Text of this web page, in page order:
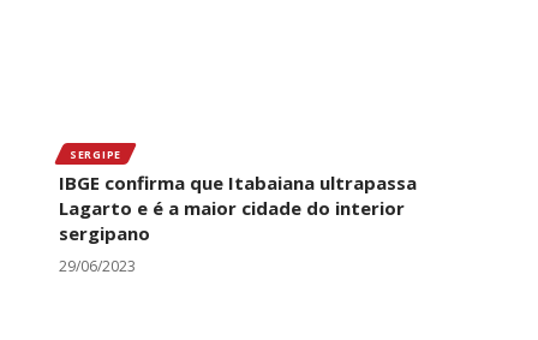
SERGIPE
IBGE confirma que Itabaiana ultrapassa
Lagarto e é a maior cidade do interior
sergipano
29/06/2023